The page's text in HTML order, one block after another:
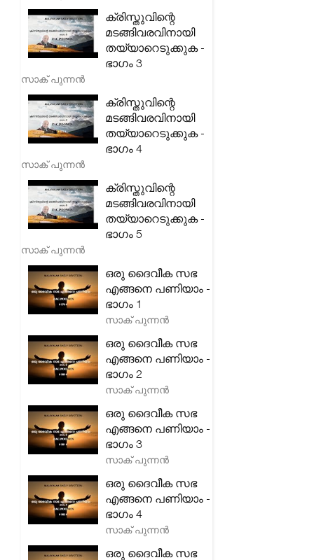
ക്രിസ്തുവിന്റെ
മടങ്ങിവരവിനായി
തയ്യാറെടുക്കുക -
ഭാഗം 3
സാക് പുന്നൻ
ക്രിസ്തുവിന്റെ
മടങ്ങിവരവിനായി
തയ്യാറെടുക്കുക -
ഭാഗം 4
സാക് പുന്നൻ
ക്രിസ്തുവിന്റെ
മടങ്ങിവരവിനായി
തയ്യാറെടുക്കുക -
ഭാഗം 5
സാക് പുന്നൻ
ഒരു ദൈവീക സഭ
എങ്ങനെ പണിയാം -
ഭാഗം 1
സാക് പുന്നൻ
ഒരു ദൈവീക സഭ
എങ്ങനെ പണിയാം -
ഭാഗം 2
സാക് പുന്നൻ
ഒരു ദൈവീക സഭ
എങ്ങനെ പണിയാം -
ഭാഗം 3
സാക് പുന്നൻ
ഒരു ദൈവീക സഭ
എങ്ങനെ പണിയാം -
ഭാഗം 4
സാക് പുന്നൻ
ഒരു ദൈവീക സഭ